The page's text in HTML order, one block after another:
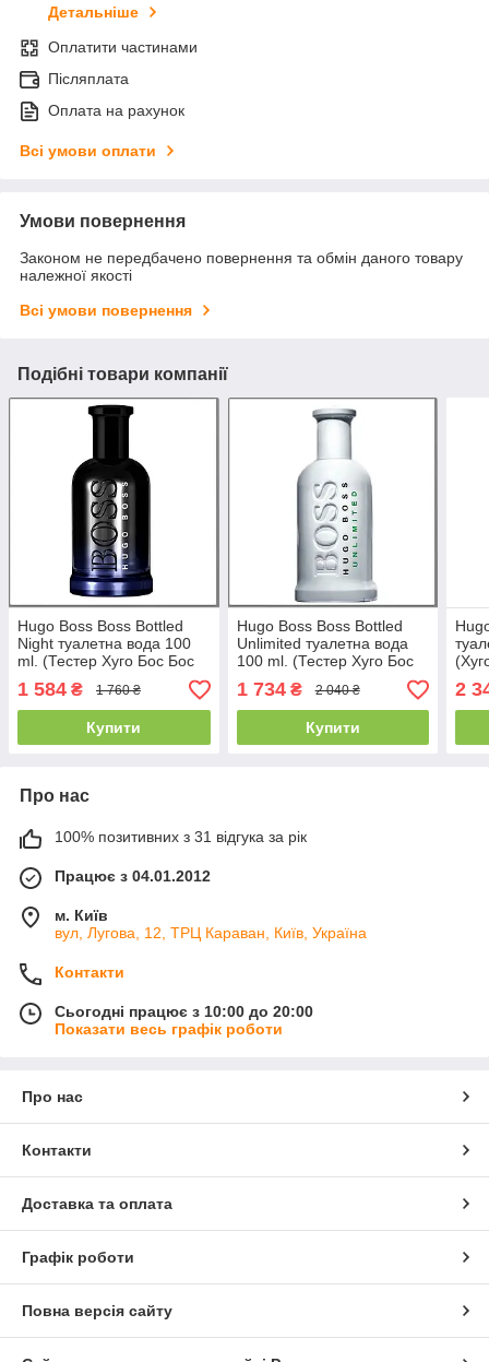
Детальніше
Оплатити частинами
Післяплата
Оплата на рахунок
Всі умови оплати
Умови повернення
Законом не передбачено повернення та обмін даного товару
належної якості
Всі умови повернення
Подібні товари компанії
Hugo Boss Boss Bottled
Night туалетна вода 100
ml. (Тестер Хуго Бос Бос
Ботл Найт)
1 584 ₴ 1 760 ₴
Купити
Hugo Boss Boss Bottled
Unlimited туалетна вода
100 ml. (Тестер Хуго Бос
Бос Ботл Унлимитед)
1 734₴ 2 040 ₴
Купити
2
Про нас
100% позитивних з 31 відгука за рік
Працює з 04.01.2012
м. Київ
вул, Лугова, 12, ТРЦ Караван, Київ, Україна
Контакти
Сьогодні працює з 10:00 до 20:00
Показати весь графік роботи
Про нас
Контакти
Доставка та оплата
Графік роботи
Повна версія сайту